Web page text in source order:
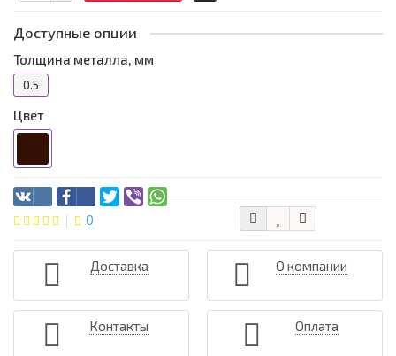
Доступные опции
Толщина металла, мм
0.5
Цвет
0
Доставка О компании
Контакты Оплата